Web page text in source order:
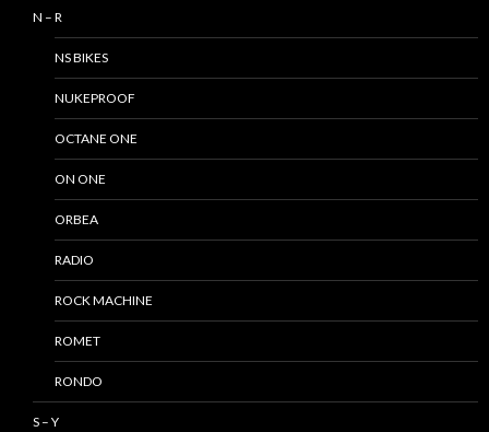
N – R
NS BIKES
NUKEPROOF
OCTANE ONE
ON ONE
ORBEA
RADIO
ROCK MACHINE
ROMET
RONDO
S – Y